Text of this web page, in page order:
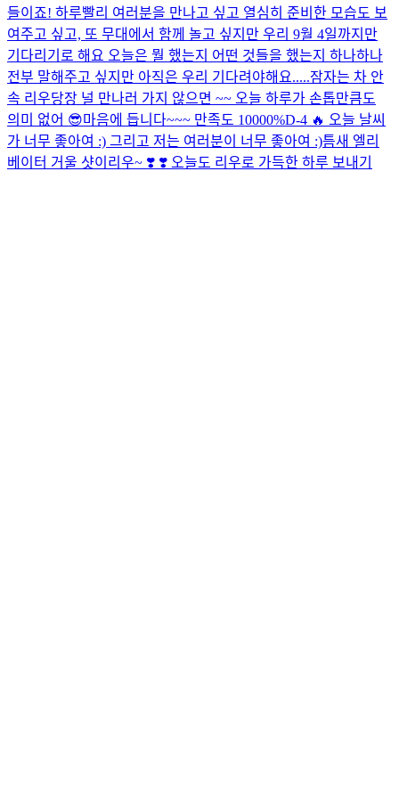
들이죠! 하루빨리 여러분을 만나고 싶고 열심히 준비한 모습도 보
여주고 싶고, 또 무대에서 함께 놀고 싶지만 우리 9월 4일까지만
기다리기로 해요 오늘은 뭘 했는지 어떤 것들을 했는지 하나하나
전부 말해주고 싶지만 아직은 우리 기다려야해요.....잠자는 차 안
속 리우당장 널 만나러 가지 않으면 ~~ 오늘 하루가 손톱만큼도
의미 없어 😎마음에 듭니다~~~ 만족도 10000%D-4 🔥 오늘 날씨
가 너무 좋아여 :) 그리고 저는 여러분이 너무 좋아여 :)틈새 엘리
베이터 거울 샷이리우~ ❣️​ ❣️​ 오늘도 리우로 가득한 하루 보내기